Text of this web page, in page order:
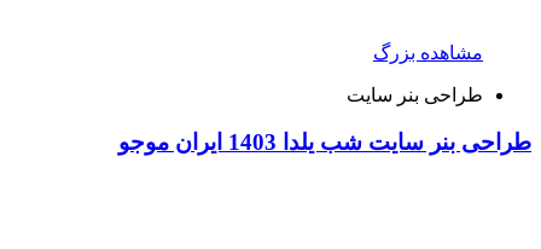
مشاهده بزرگ
طراحی بنر سایت
طراحی بنر سایت شب یلدا 1403 ایران موجو